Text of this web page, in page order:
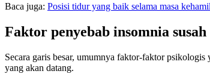
Baca juga: Posisi tidur yang baik selama masa
Faktor penyebab insomnia
Secara garis besar, umumnya faktor-faktor psikologis
yang akan datang.